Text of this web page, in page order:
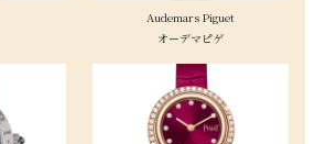
Audemars Piguet
オーデマピゲ